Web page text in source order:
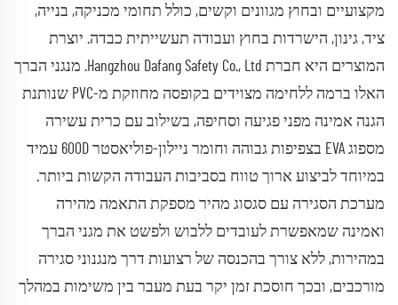
מקצועיים ובחוץ מגוונים וקשים, כולל תחומי מכניקה, בנייה,
ציד, גינון, הישרדות בחוץ ועבודה תעשייתית כבדה. יוצרת
המוצרים היא חברת Hangzhou Dafang Safety Co., Ltd. מנגני הברך
האלו ברמה ללחימה מצוידים בקופסה מחוזקת מ-PVC שנותנת
הגנה אמינה מפני פגיעה וסחיפה, בשילוב עם כרית עשירה
מספוג EVA בצפיפות גבוהה וחומר ניילון-פוליאסטר 600D עמיד
במיוחד לביצוע ארוך טווח בסביבות העבודה הקשות ביותר.
מערכת הסגירה עם סגסוג מהיר מספקת התאמה מהירה
ואמינה שמאפשרת לעובדים ללבוש ולפשט את מגני הברך
במהירות, ללא צורך בהכנסה של רצועות דרך מנגנוני סגירה
מורכבים, ובכך חוסכת זמן יקר בעת מעבר בין משימות במהלך